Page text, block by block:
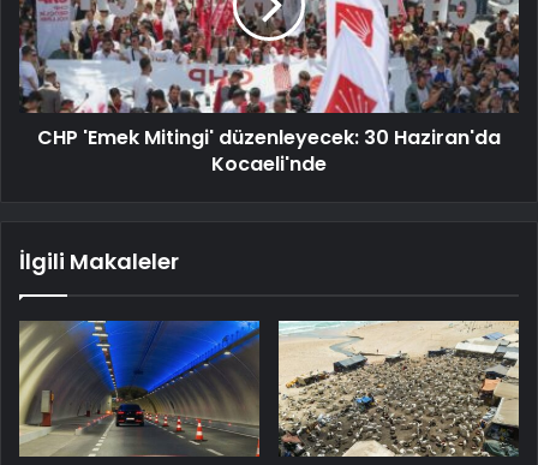
CHP 'Emek Mitingi' düzenleyecek: 30 Haziran'da
Kocaeli'nde
İlgili Makaleler